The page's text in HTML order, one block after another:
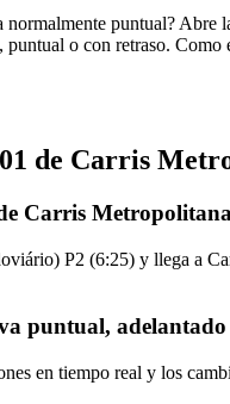
normalmente puntual? Abre
o con retraso.
de Carris
Carris
P2 (6:25) y llega a
puntual, adelantado
en tiempo real y los